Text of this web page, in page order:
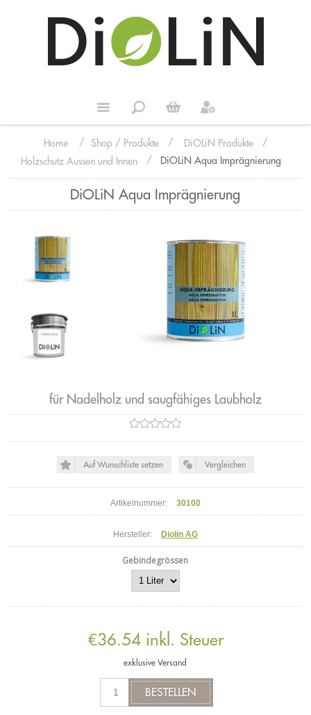
Home / Shop / Produkte / DiOLiN Produkte
/
Holzschutz Aussen und Innen
/ DiOLiN Aqua Imprägnierung
DiOLiN Aqua Imprägnierung
für Nadelholz und saugfähiges Laubholz
Artikelnummer: 30100
Hersteller: Diolin AG
Gebindegrössen
€36.54 inkl. Steuer
exklusiveVersand